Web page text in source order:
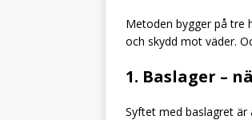
Metoden bygger på tre
och skydd mot väder.
1. Baslager –
Syftet med baslagret